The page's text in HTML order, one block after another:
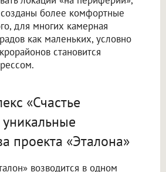
более комфортные
для многих камерная
как маленьких, условно
становится
«Счастье
проекта «Эталона»
возводится в одном